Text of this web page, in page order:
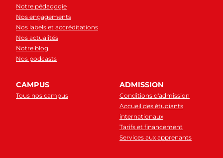
Notre pédagogie
Nos engagements
Nos labels et accréditations
Nos actualités
Notre blog
Nos podcasts
CAMPUS
Tous nos campus
ADMISSION
Conditions d'admission
Accueil des étudiants
internationaux
Tarifs et financement
Services aux apprenants